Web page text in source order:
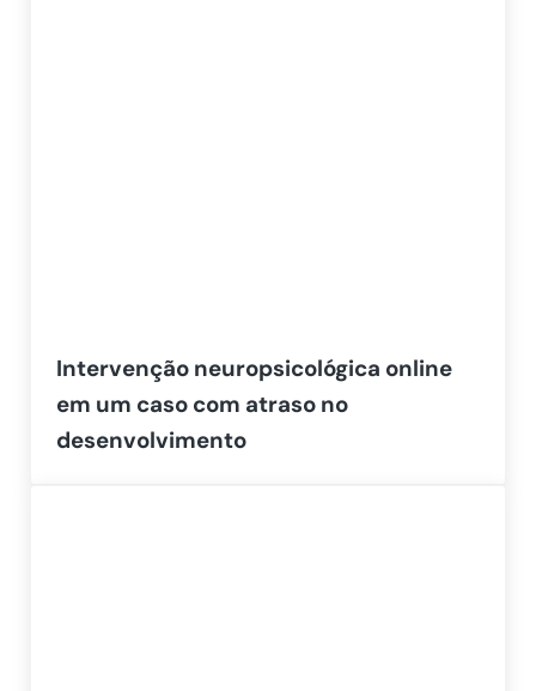
Intervenção neuropsicológica online
em um caso com atraso no
desenvolvimento